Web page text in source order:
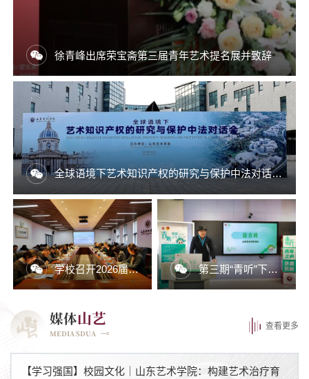
徐青峰出席荣宝斋第三届青年艺术提名展并致辞
全球语境下艺术知识产权的研究与保护中法对话会在我校举办
学校召开2026届毕业生就业工作推进会 第三期“青听”下午茶，举行！
媒体山艺
MEDIA SDUA
查看更多
【学习强国】校园文化｜山东艺术学院：构建艺术治疗育